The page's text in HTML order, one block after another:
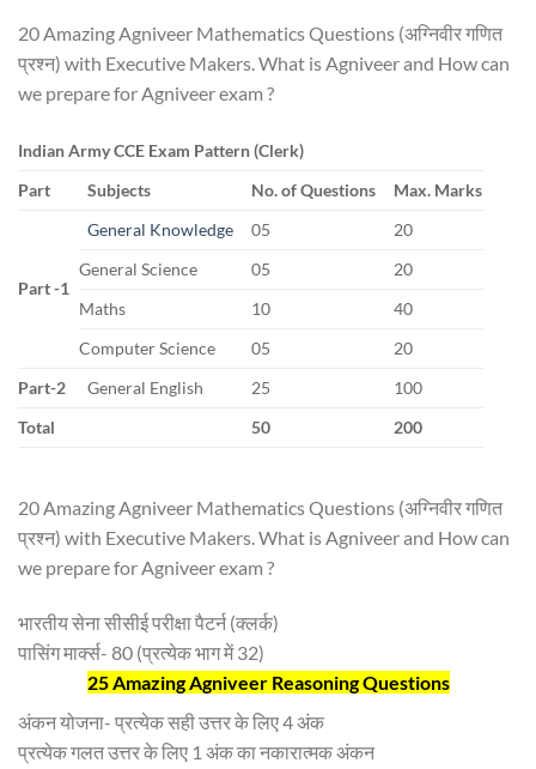
20 Amazing Agniveer Mathematics Questions (अग्निवीर गणित
प्रश्न) with Executive Makers. What is Agniveer and How can
we prepare for Agniveer exam ?
Indian Army CCE Exam Pattern (Clerk)
Part
Subjects No. of Questions Max. Marks
Part -1
General Knowledge 05
20
General Science
05
20
Maths
10
40
Computer Science
05
20
Part-2
General English 25
100
Total
50 200
20 Amazing Agniveer Mathematics Questions (अग्निवीर गणित
प्रश्न) with Executive Makers. What is Agniveer and How can
we prepare for Agniveer exam ?
भारतीय सेना सीसीई परीक्षा पैटर्न (क्लर्क)
पासिंग मार्क्स- 80 (प्रत्येक भाग में 32)
25 Amazing Agniveer Reasoning Questions
अंकन योजना- प्रत्येक सही उत्तर के लिए 4 अंक
प्रत्येक गलत उत्तर के लिए 1 अंक का नकारात्मक अंकन